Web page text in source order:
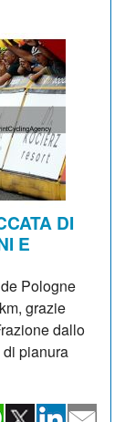
DI
E
Pologne
grazie
dallo
pianura